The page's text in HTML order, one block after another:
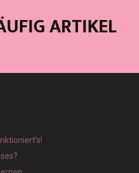
ARTIKEL